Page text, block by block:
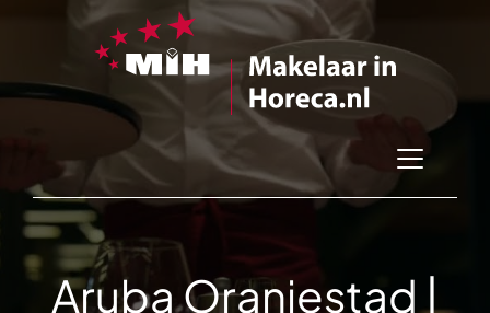
Aruba Oranjestad |